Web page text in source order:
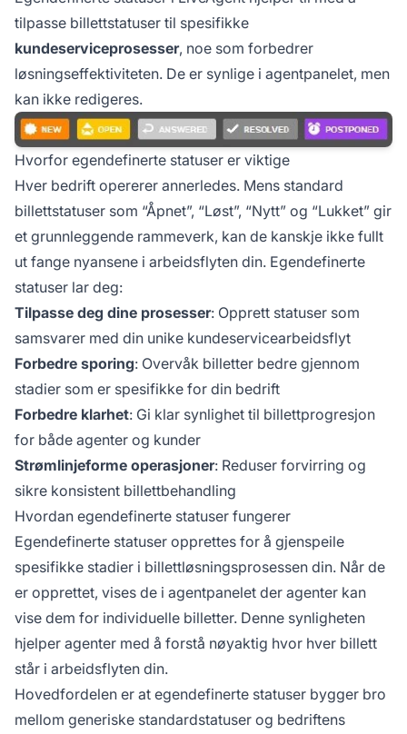
tilpasse billettstatuser til spesifikke
kundeserviceprosesser, noe som forbedrer
løsningseffektiviteten. De er synlige i agentpanelet, men
kan ikke redigeres.
Hvorfor egendefinerte statuser er viktige
Hver bedrift opererer annerledes. Mens standard
billettstatuser som “Åpnet”, “Løst”, “Nytt” og “Lukket” gir
et grunnleggende rammeverk, kan de kanskje ikke fullt
ut fange nyansene i arbeidsflyten din. Egendefinerte
statuser lar deg:
Tilpasse deg dine prosesser: Opprett statuser som
samsvarer med din unike kundeservicearbeidsflyt
Forbedre sporing: Overvåk billetter bedre gjennom
stadier som er spesifikke for din bedrift
Forbedre klarhet: Gi klar synlighet til billettprogresjon
for både agenter og kunder
Strømlinjeforme operasjoner: Reduser forvirring og
sikre konsistent billettbehandling
Hvordan egendefinerte statuser fungerer
Egendefinerte statuser opprettes for å gjenspeile
spesifikke stadier i billettløsningsprosessen din. Når de
er opprettet, vises de i agentpanelet der agenter kan
vise dem for individuelle billetter. Denne synligheten
hjelper agenter med å forstå nøyaktig hvor hver billett
står i arbeidsflyten din.
Hovedfordelen er at egendefinerte statuser bygger bro
mellom generiske standardstatuser og bedriftens